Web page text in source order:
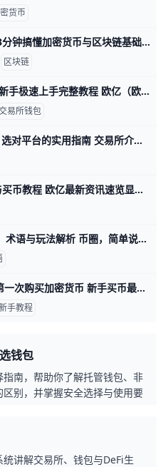
货币
币圈入门必看：3分钟搞懂加密货币与区块链基础 币圈，简单来说，就是围绕加密货币和区块链技术形成的“数字资产圈子”。它包括比特币、以太坊等主流币种的买卖，以及DeFi（去中心化金融）、NFT（非同质化代币）、元宇宙、Web3等多种应用。根据CoinGecko 2025年的数据，全球加密货币总市值已经突破2万亿美元，涉及上万种不同币种和项目，每天有数百万人参与交易或投资。对于普通用户而言，币圈不再是极客专属的小众领域，而是普通人也能通过手机钱包和交易所轻松参与的新一代数字金融生态。
区块链
欧亿交易所怎么买币？新手极速上手完整教程 欧亿（欧交易所）是全球领先的数字资产交易平台之一，为用户提供了现货交易、合约、理财、C2C等多种交易方式，还配套有欧亿数字钱包，支持多链币种管理，无论是新手第一次买币，还是进阶用户做短线交易，都可以在欧亿找到合适的功能。平台目前上架超过1,000种主流与热门币种，包括BTC、ETH、SOL、USDT等，首页实时行情可以查看价格、涨跌幅、24小时交易量等数据，方便用户判断行情趋势。
易所钱包
交易所合规与风控要点：选对平台的实用指南 交易所介绍：为何选择合规交易所与风控要点 在数字资产交易日益普及的今天，选择一个合规的交易所是保护资金、降低风险的第一步。合规交易所通常会有更严格的身份验证、资金分离和交易记录披露，让你在遇到问题时能获得更明确的保障和赔付机制。举例来说，一些合规平台会提供专门的资金保险与独立审计报告，即使遇到系统异常也更容易追溯和赔付。简言之，合规不仅是法规要求，也是提升平台信任与长期稳定运营的基石。
欧亿最新资讯：交易热点与买币教程 欧亿最新资讯速览显示，当前用户最关注的内容仍集中在交易所行情、数字钱包操作和买币流程这三块，因为这三项几乎覆盖了新手进入数字资产市场的全部基础步骤。比如，很多人会先看比特币和以太坊的价格变化，再决定是否使用欧亿进行注册、买币和资产管理，这种顺序更符合实际使用习惯，也更容易上手。
币圈入门指南：投资逻辑、术语与玩法解析 币圈，简单说就是围绕加密货币、区块链资产和交易平台形成的投资市场。比如比特币、以太坊、Solana 这些主流资产，都是很多人进入这个市场时最先接触到的标的。这个市场最大的特点是波动快、涨跌大，可能今天涨 10%，明天又回调 8%，所以它既有机会，也有风险。
新手买币指南：第一次购买加密货币 新手买币最重要的是先把流程想清楚：先选一个安全、口碑较好的交易所，再注册账号、完成身份验证、充值法币，最后下第一笔订单。比如你可以先用 100 美元或等值资金试买主流币种，这样既能熟悉操作，也能把风险控制在较低水平。
手教程
钱包
南，帮助你了解托管钱包、非
别，并掌握安全选择与使用要
讲解交易所、钱包与DeFi生